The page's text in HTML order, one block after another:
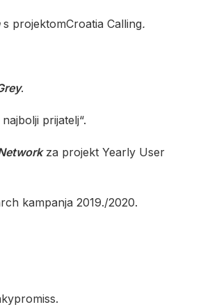
s projektomCroatia Calling.
.
prijatelj“.
za projekt Yearly User
kampanja 2019./2020.